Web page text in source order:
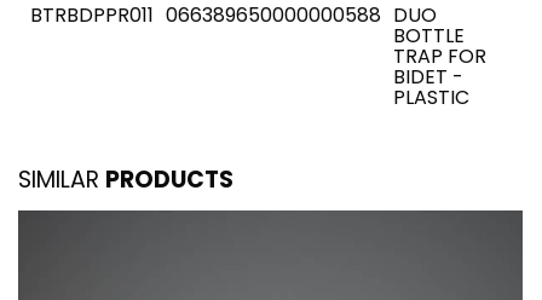
BTRBDPPR011 066389650000000588 DUO
BOTTLE
TRAP FOR
BIDET -
PLASTIC
SIMILAR PRODUCTS